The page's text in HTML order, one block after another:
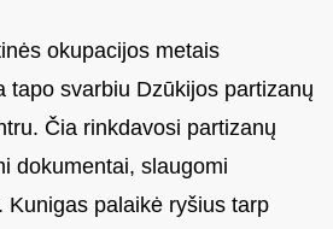
okupacijos metais
tapo svarbiu Dzūkijos partizanų
Čia rinkdavosi partizanų
dokumentai, slaugomi
Kunigas palaikė ryšius tarp